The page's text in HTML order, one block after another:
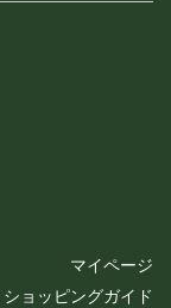
マイページ
ショッピングガイド